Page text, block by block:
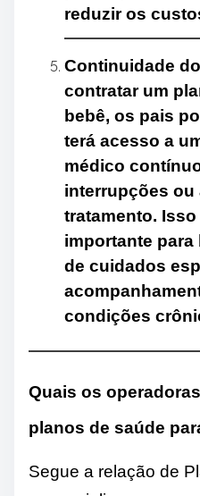
reduzir os
Continuidade
contratar um
bebê, os pais
terá acesso a
médico
interrupções ou
tratamento.
importante para
de cuidados
condições
Quais os
planos de saúde
Segue a relação de